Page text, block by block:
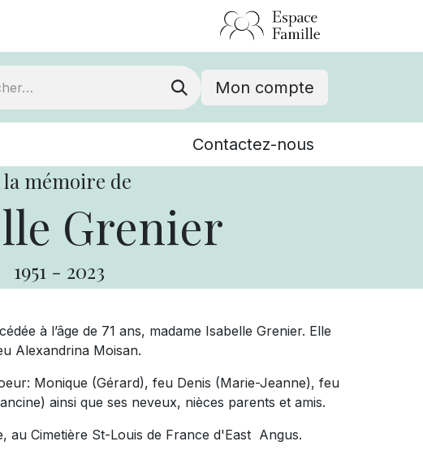
Mon compte
Événements
Contactez-nous
la mémoire de
Grenier
1951 - 2023
à l’âge de 71 ans, madame Isabelle Grenier. Elle
Alexandrina Moisan.
Monique (Gérard), feu Denis (Marie-Jeanne), feu
ainsi que ses neveux, nièces parents et amis.
au Cimetière St-Louis de France d'East Angus.